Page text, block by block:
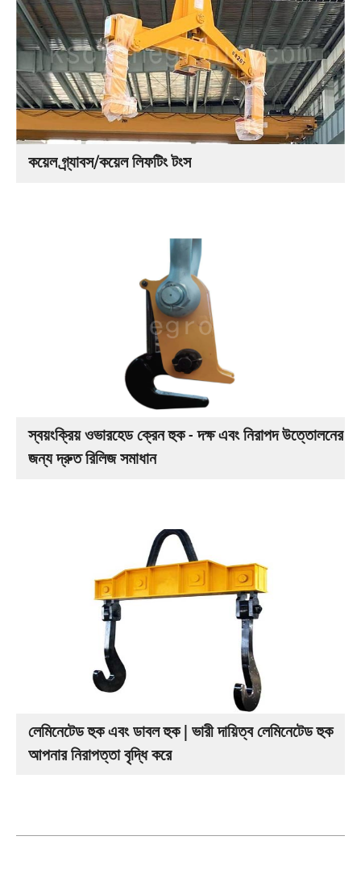
কয়েল গ্র্যাবস/কয়েল লিফটিং টংস
স্বয়ংক্রিয় ওভারহেড ক্রেন হুক - দক্ষ এবং নিরাপদ উত্তোলনের
জন্য দ্রুত রিলিজ সমাধান
লেমিনেটেড হুক এবং ডাবল হুক | ভারী দায়িত্ব লেমিনেটেড হুক
আপনার নিরাপত্তা বৃদ্ধি করে